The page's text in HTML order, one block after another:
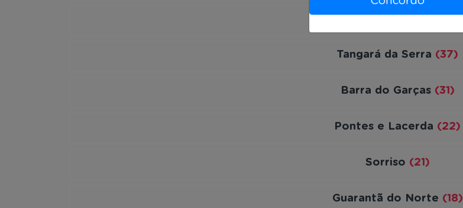
Rondonópolis(52)
Tangará da Serra (37)
Barra do Garças (31)
Pontes e Lacerda (22)
Sorriso (21)
Guarantã do Norte (18)